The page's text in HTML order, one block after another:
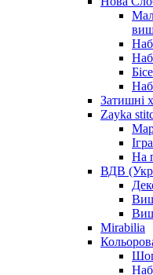
Затишні
Zayka
На
ВДВ
Mirabilia